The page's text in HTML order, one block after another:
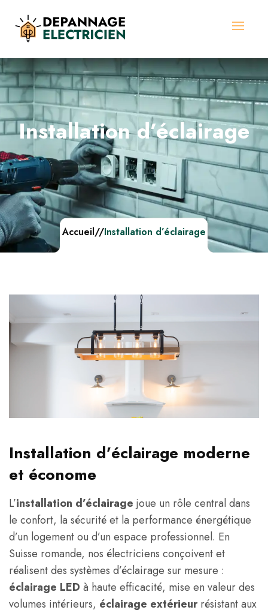
Installation d’éclairage
Accueil//Installation d’éclairage
Installation d’éclairage moderne
et économe
L’installation d’éclairage joue un rôle central dans
le confort, la sécurité et la performance énergétique
d’un logement ou d’un espace professionnel. En
Suisse romande, nos électriciens conçoivent et
réalisent des systèmes d’éclairage sur mesure :
éclairage LED à haute efficacité, mise en valeur des
volumes intérieurs, éclairage extérieurrésistant aux